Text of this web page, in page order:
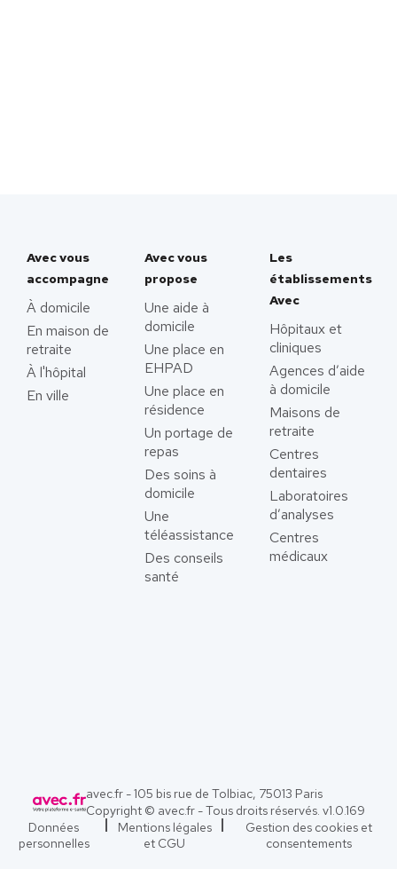
Avec vous
accompagne
À domicile
En maison de
retraite
À l'hôpital
En ville
Avec vous
propose
Une aide à
domicile
Une place en
EHPAD
Une place en
résidence
Un portage de
repas
Des soins à
domicile
Une
téléassistance
Des conseils
santé
Les
établissements
Avec
Hôpitaux et
cliniques
Agences d’aide
à domicile
Maisons de
retraite
Centres
dentaires
Laboratoires
d’analyses
Centres
médicaux
avec.fr - 105 bis rue de Tolbiac, 75013 Paris
Copyright © avec.fr - Tous droits réservés. v1.0.169
Données
personnelles
Mentions légales
et CGU
Gestion des cookies et
consentements